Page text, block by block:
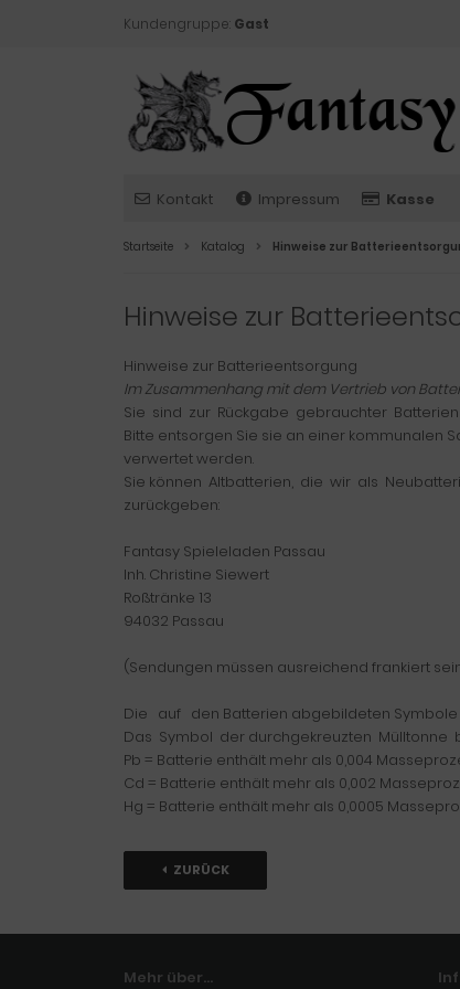
Kundengruppe: Gast
Kontakt Impressum Kasse
Startseite Katalog Hinweise zur
Hinweise zur
Hinweise zur Batterieentsorgung
Im Zusammenhang mit dem Vertrieb von
Sie sind zur Rückgabe gebrauchter
Bitte entsorgen Sie sie an einer kommunalen
verwertet werden.
Sie können Altbatterien, die wir als
zurückgeben:
Fantasy Spieleladen Passau
Inh. Christine Siewert
Roßtränke 13
94032 Passau
(Sendungen müssen ausreichend frankiert
Die auf den Batterien abgebildeten
Das Symbol der durchgekreuzten
Pb = Batterie enthält mehr als 0,004
Cd = Batterie enthält mehr als 0,002
Hg = Batterie enthält mehr als 0,0005
ZURÜCK
Mehr über...